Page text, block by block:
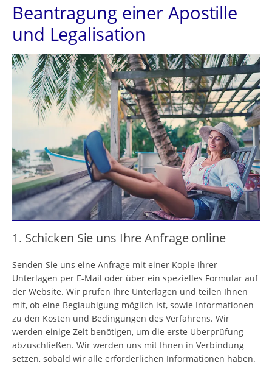
Beantragung einer Apostille
und Legalisation
1. Schicken Sie uns Ihre Anfrage online
Senden Sie uns eine Anfrage mit einer Kopie Ihrer
Unterlagen per E-Mail oder über ein spezielles Formular auf
der Website. Wir prüfen Ihre Unterlagen und teilen Ihnen
mit, ob eine Beglaubigung möglich ist, sowie Informationen
zu den Kosten und Bedingungen des Verfahrens. Wir
werden einige Zeit benötigen, um die erste Überprüfung
abzuschließen. Wir werden uns mit Ihnen in Verbindung
setzen, sobald wir alle erforderlichen Informationen haben.